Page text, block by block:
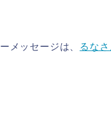
メッセージは、 るなさ